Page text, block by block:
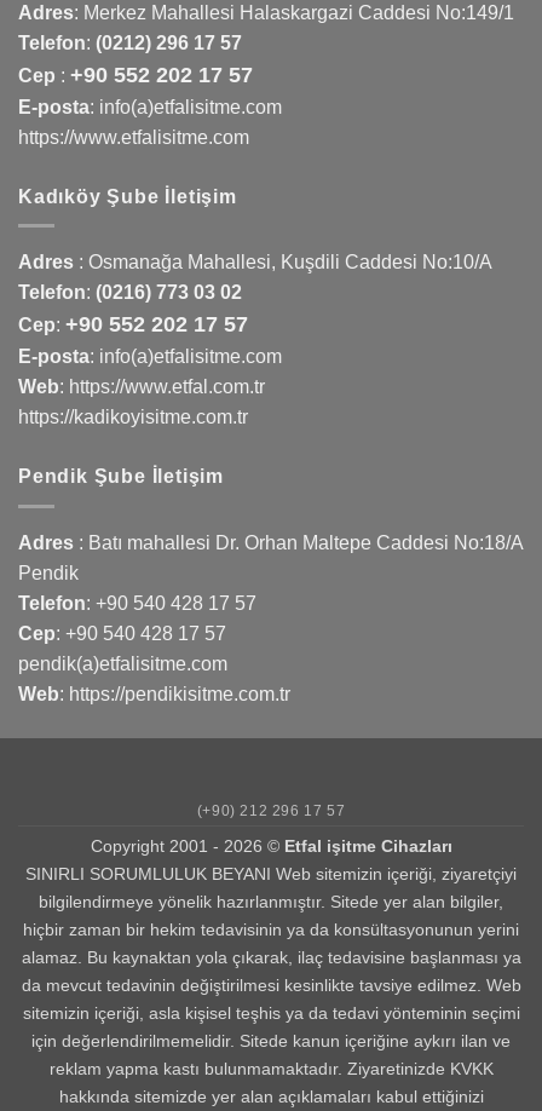
Adres: Merkez Mahallesi Halaskargazi Caddesi No:149/1
Telefon: (0212) 296 17 57
Cep : +90 552 202 17 57
E-posta: info(a)etfalisitme.com
https://www.etfalisitme.com
Kadıköy Şube İletişim
Adres : Osmanağa Mahallesi, Kuşdili Caddesi No:10/A
Telefon: (0216) 773 03 02
Cep: +90 552 202 17 57
E-posta: info(a)etfalisitme.com
Web: https://www.etfal.com.tr
https://kadikoyisitme.com.tr
Pendik Şube İletişim
Adres : Batı mahallesi Dr. Orhan Maltepe Caddesi No:18/A
Pendik
Telefon: +90 540 428 17 57
Cep: +90 540 428 17 57
pendik(a)etfalisitme.com
Web: https://pendikisitme.com.tr
(+90) 212 296 17 57
Copyright 2001 - 2026 © Etfal işitme Cihazları
SINIRLI SORUMLULUK BEYANI Web sitemizin içeriği, ziyaretçiyi
bilgilendirmeye yönelik hazırlanmıştır. Sitede yer alan bilgiler,
hiçbir zaman bir hekim tedavisinin ya da konsültasyonunun yerini
alamaz. Bu kaynaktan yola çıkarak, ilaç tedavisine başlanması ya
da mevcut tedavinin değiştirilmesi kesinlikte tavsiye edilmez. Web
sitemizin içeriği, asla kişisel teşhis ya da tedavi yönteminin seçimi
için değerlendirilmemelidir. Sitede kanun içeriğine aykırı ilan ve
reklam yapma kastı bulunmamaktadır. Ziyaretinizde KVKK
hakkında sitemizde yer alan açıklamaları kabul ettiğinizi